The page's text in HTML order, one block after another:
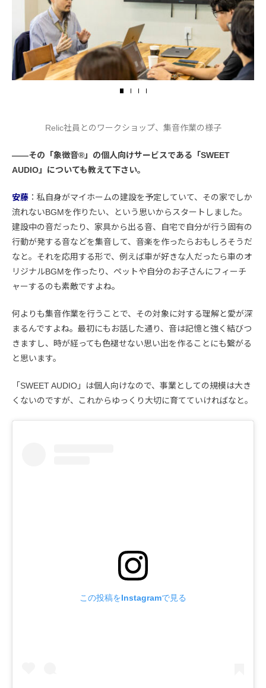
Relic社員とのワークショップ、集音作業の様子
――その「象徴音®」の個人向けサービスである「SWEET
AUDIO」についても教えて下さい。
安藤 ：私自身がマイホームの建設を予定していて、その家でしか
流れないBGMを作りたい、という思いからスタートしました。
建設中の音だったり、家具から出る音、自宅で自分が行う固有の
行動が発する音などを集音して、音楽を作ったらおもしろそうだ
なと。それを応用する形で、例えば車が好きな人だったら車のオ
リジナルBGMを作ったり、ペットや自分のお子さんにフィーチ
ャーするのも素敵ですよね。
何よりも集音作業を行うことで、その対象に対する理解と愛が深
まるんですよね。最初にもお話した通り、音は記憶と強く結びつ
きますし、時が経っても色褪せない思い出を作ることにも繋がる
と思います。
「SWEET AUDIO」は個人向けなので、事業としての規模は大き
くないのですが、これからゆっくり大切に育てていければなと。
この投稿をInstagramで見る